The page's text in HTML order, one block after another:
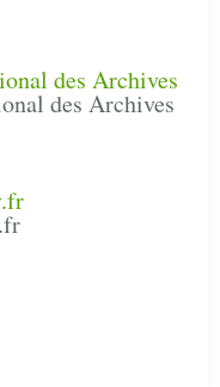
des Archives